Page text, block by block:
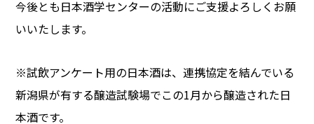
今後とも日本酒学センターの活動にご支援よろしくお願
いいたします。
※試飲アンケート用の日本酒は、連携協定を結んでいる
新潟県が有する醸造試験場でこの1月から醸造された日
本酒です。